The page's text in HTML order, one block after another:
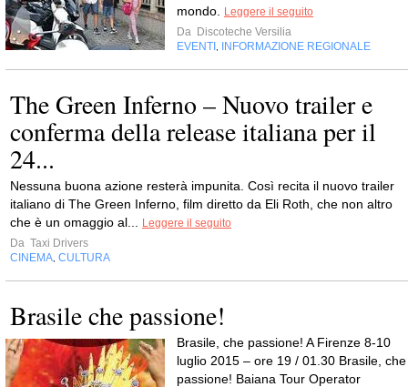
mondo.
Leggere il seguito
Da Discoteche Versilia
EVENTI
INFORMAZIONE REGIONALE
The Green Inferno – Nuovo trailer e
conferma della release italiana per il
24...
Nessuna buona azione resterà impunita. Così recita il nuovo trailer
italiano di The Green Inferno, film diretto da Eli Roth, che non altro
che è un omaggio al...
Leggere il seguito
Da Taxi Drivers
CINEMA CULTURA
Brasile che passione!
Brasile, che passione! A Firenze 8-10
luglio 2015 – ore 19 / 01.30 Brasile, che
passione! Baiana Tour Operator